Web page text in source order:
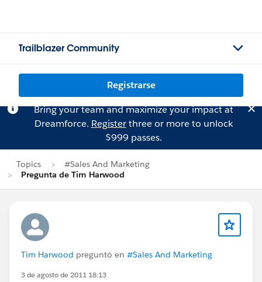
Trailblazer Community
Registrarse
Bring your team and maximize your impact at
Dreamforce. Registerthree or more to unlock
$999 passes.
Topics
#Sales And Marketing
Pregunta de Tim Harwood
Tim Harwood preguntó en #Sales And Marketing
3 de agosto de 2011 18:13